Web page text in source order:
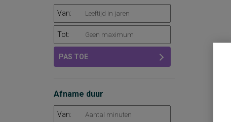
Van:
Tot:
PAS TOE
Afname duur
Van: